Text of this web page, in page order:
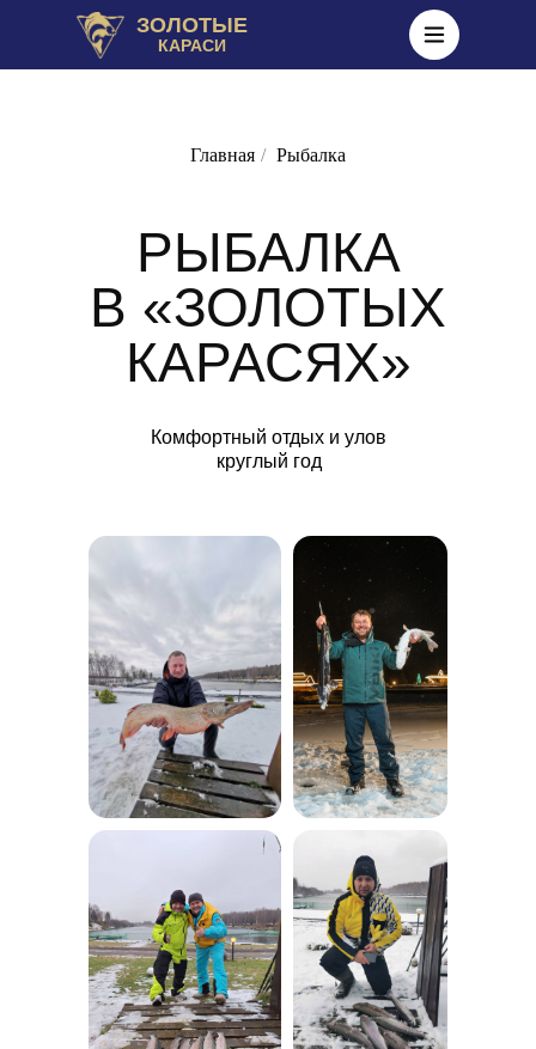
ЗОЛОТЫЕ
КАРАСИ
Главная / Рыбалка
РЫБАЛКА
В «ЗОЛОТЫХ
КАРАСЯХ»
Комфортный отдых и улов
круглый год